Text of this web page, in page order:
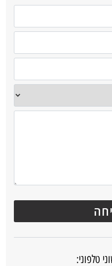
טלפוני: